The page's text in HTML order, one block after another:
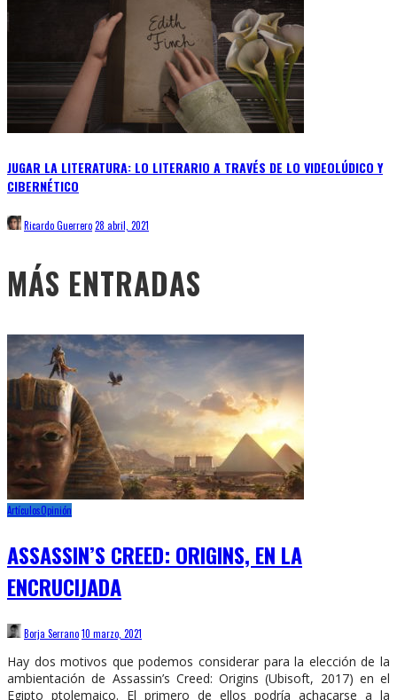
JUGAR LA LITERATURA: LO LITERARIO A TRAVÉS DE LO VIDEOLÚDICO Y
CIBERNÉTICO
Ricardo Guerrero28 abril, 2021
MÁS ENTRADAS
ArtículosOpinión
ASSASSIN’S CREED: ORIGINS, EN LA
ENCRUCIJADA
Borja Serrano10 marzo, 2021
Hay dos motivos que podemos considerar para la elección de la
ambientación de Assassin’s Creed: Origins (Ubisoft, 2017) en el
Egipto ptolemaico. El primero de ellos podría achacarse a la